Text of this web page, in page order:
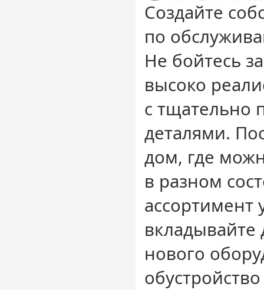
Создайте
по
Не бойтесь
высоко
с тщательно
деталями.
дом, где
в разном
ассортимент
вкладывайте
нового